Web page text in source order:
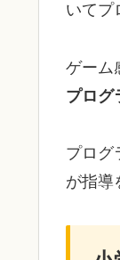
いてプ
ゲーム
プログ
プログ
が指導